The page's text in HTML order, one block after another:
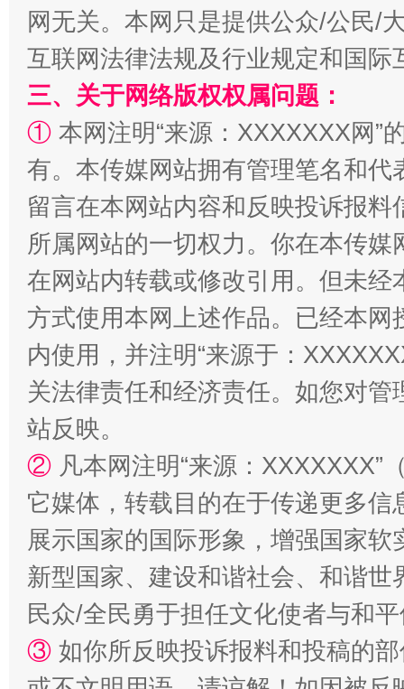
阿坝州三大球赛在茂县开幕 规模
国家大学科技园优化重塑工作
网无关。本网只是提供公众/公民/
互联网法律法规及行业规定和国
三、关于网络版权权属问题：
① 本网注明“来源：XXXXXXX网”
有。本传媒网站拥有管理笔名和
留言在本网站内容和反映投诉报
所属网站的一切权力。你在本传
在网站内转载或修改引用。但未
方式使用本网上述作品。已经本
内使用，并注明“来源于：
关法律责任和经济责任。如您对
站反映。
② 凡本网注明“来源：
它媒体，转载目的在于传递更多
展示国家的国际形象，增强国家
新型国家、建设和谐社会、和谐
民众/全民勇于担任文化使者与和
③ 如你所反映投诉报料和投稿的